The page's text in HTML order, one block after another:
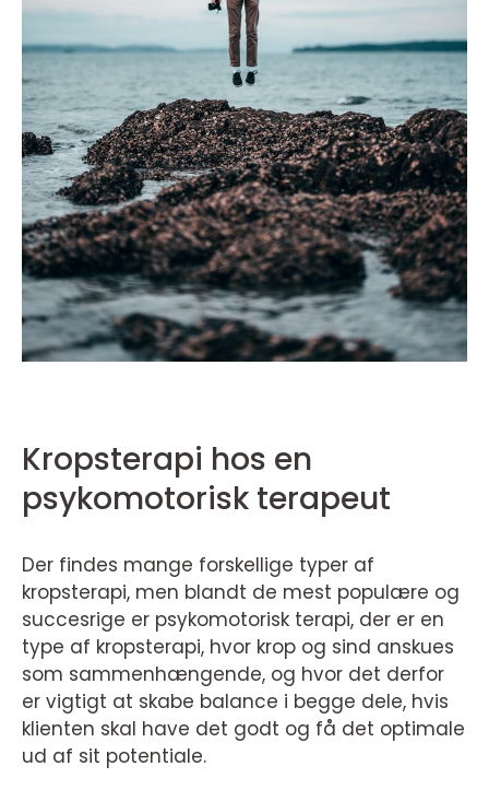
Kropsterapi hos en
psykomotorisk terapeut
Der findes mange forskellige typer af
kropsterapi, men blandt de mest populære og
succesrige er psykomotorisk terapi, der er en
type af kropsterapi, hvor krop og sind anskues
som sammenhængende, og hvor det derfor
er vigtigt at skabe balance i begge dele, hvis
klienten skal have det godt og få det optimale
ud af sit potentiale.